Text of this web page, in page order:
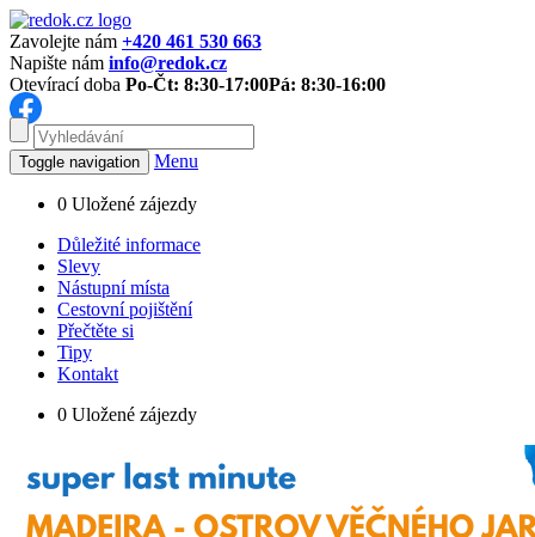
Zavolejte nám +420 461 530 663
Napište nám info@redok.cz
Otevírací doba Po-Čt: 8:30-17:00Pá: 8:30-16:00
Toggle navigation Menu
0 Uložené zájezdy
Důležité informace
Slevy
Nástupní místa
Cestovní pojištění
Přečtěte si
Tipy
Kontakt
0 Uložené zájezdy